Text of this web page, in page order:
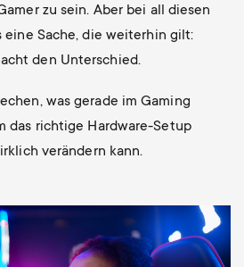
zu sein. Aber bei all diesen
Sache, die weiterhin gilt:
den Unterschied.
was gerade im Gaming
das richtige Hardware-Setup
verändern kann.